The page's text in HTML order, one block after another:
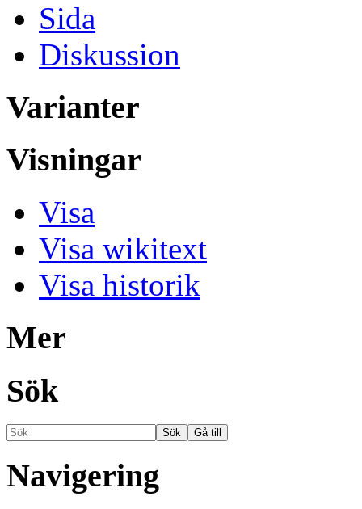
Sida
Diskussion
Varianter
Visningar
Visa
Visa wikitext
Visa historik
Mer
Sök
Navigering